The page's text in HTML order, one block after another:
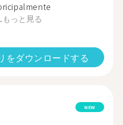
もっと見る
をダウンロードする
NEW